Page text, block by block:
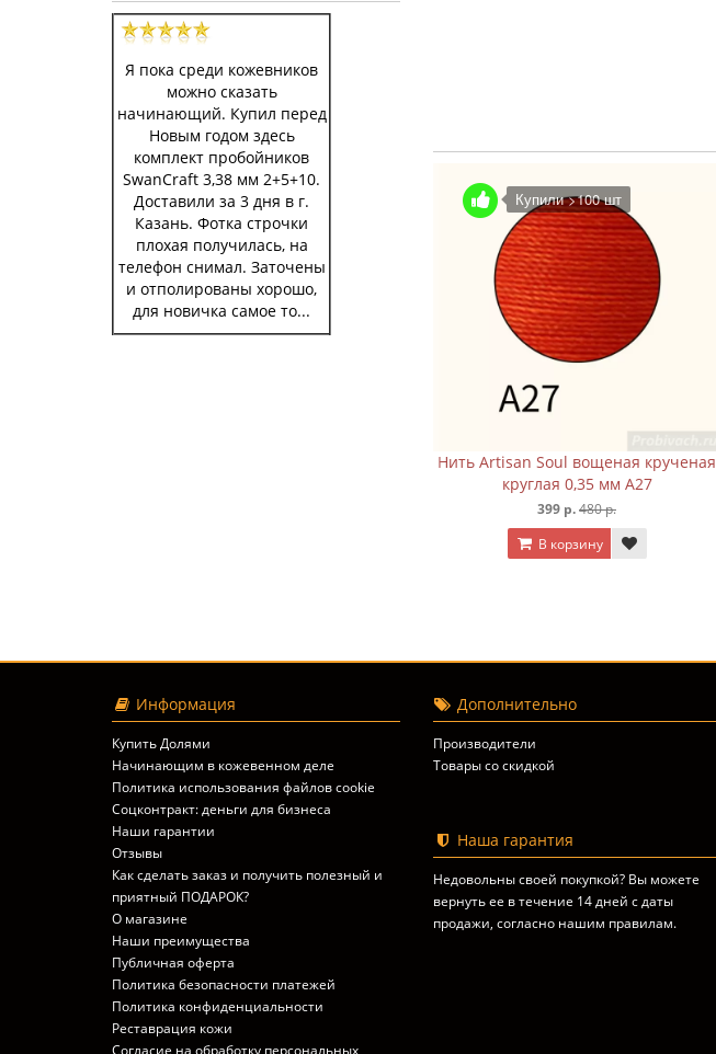
Я пока среди кожевников
можно сказать
начинающий. Купил перед
Новым годом здесь
комплект пробойников
SwanCraft 3,38 мм 2+5+10.
Доставили за 3 дня в г.
Казань. Фотка строчки
плохая получилась, на
телефон снимал. Заточены
и отполированы хорошо,
для новичка самое то...
Купили >100 шт
Нить Artisan Soul вощеная крученая
круглая 0,35 мм A27
399 р.480 р.
В корзину
Информация
Купить Долями
Начинающим в кожевенном деле
Политика использования файлов cookie
Соцконтракт: деньги для бизнеса
Наши гарантии
Отзывы
Как сделать заказ и получить полезный и
приятный ПОДАРОК?
О магазине
Наши преимущества
Публичная оферта
Политика безопасности платежей
Политика конфиденциальности
Реставрация кожи
Согласие на обработку персональных
Дополнительно
Производители
Товары со скидкой
Наша гарантия
Недовольны своей покупкой? Вы можете
вернуть ее в течение 14 дней с даты
продажи, согласно нашим правилам.